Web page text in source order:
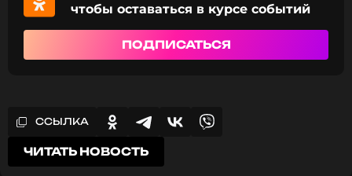
чтобы оставаться в курсе событий
ПОДПИСАТЬСЯ
ССЫЛКА
ЧИТАТЬ НОВОСТЬ